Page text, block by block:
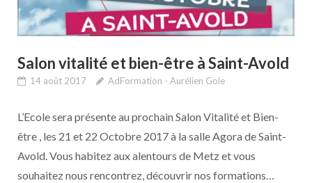
Salon vitalité et bien-être à Saint-Avold
14 août 2017 AdFormation - Aurélien Gole
L’Ecole sera présente au prochain Salon Vitalité et Bien-
être , les 21 et 22 Octobre 2017 à la salle Agora de Saint-
Avold. Vous habitez aux alentours de Metz et vous
souhaitez nous rencontrez, découvrir nos formations…